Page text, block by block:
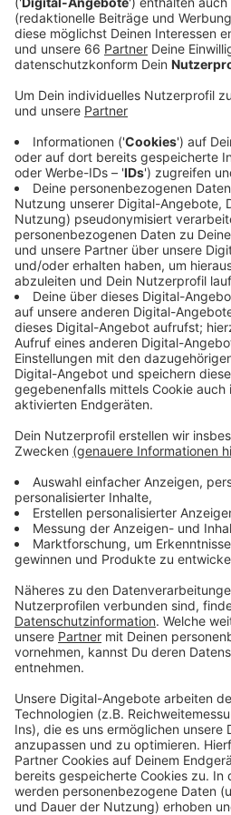
Damit sinkt die Inzidenz bei
Neuinfektionen mit den
infiziert. Davon müssen laut
Krankenhäusern behandelt
Auch in der kommenden
wieder unterwegs. Von
am Stadtteilzentrum in Garath.
(26./27.Februar 2022) kommen
Lieferungen des Corona-
Hersteller "Novavax" an. Ab
ersten Dosen verimpft werden.
Anzeige
weitere Infos und Links
Hier gibt es die aktuellen
Hier geht es zur Antenne
Sonderseite
Erste Lieferungen von
Anzeige
Anzeige